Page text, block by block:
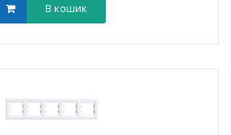
В кошик